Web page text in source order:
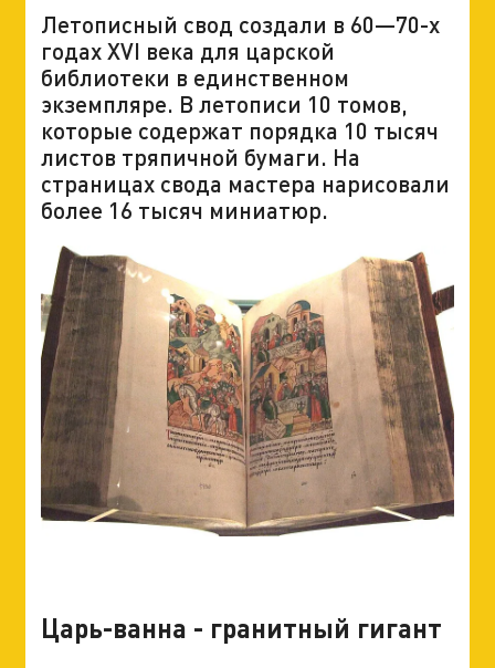
Летописный свод создали в 60—70-х
годах XVI века для царской
библиотеки в единственном
экземпляре. В летописи 10 томов,
которые содержат порядка 10 тысяч
листов тряпичной бумаги. На
страницах свода мастера нарисовали
более 16 тысяч миниатюр.
Царь-ванна - гранитный гигант